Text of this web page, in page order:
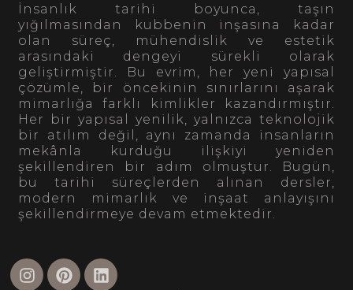
İnsanlık tarihi boyunca, taşın
yığılmasından kubbenin inşasına kadar
olan süreç, mühendislik ve estetik
arasındaki dengeyi sürekli olarak
geliştirmiştir. Bu evrim, her yeni yapısal
çözümle, bir öncekinin sınırlarını aşarak
mimarlığa farklı kimlikler kazandırmıştır.
Her bir yapısal yenilik, yalnızca teknolojik
bir atılım değil, aynı zamanda insanların
mekânla kurduğu ilişkiyi yeniden
şekillendiren bir adım olmuştur. Bugün,
bu tarihi süreçlerden alınan dersler,
modern mimarlık ve inşaat anlayışını
şekillendirmeye devam etmektedir.